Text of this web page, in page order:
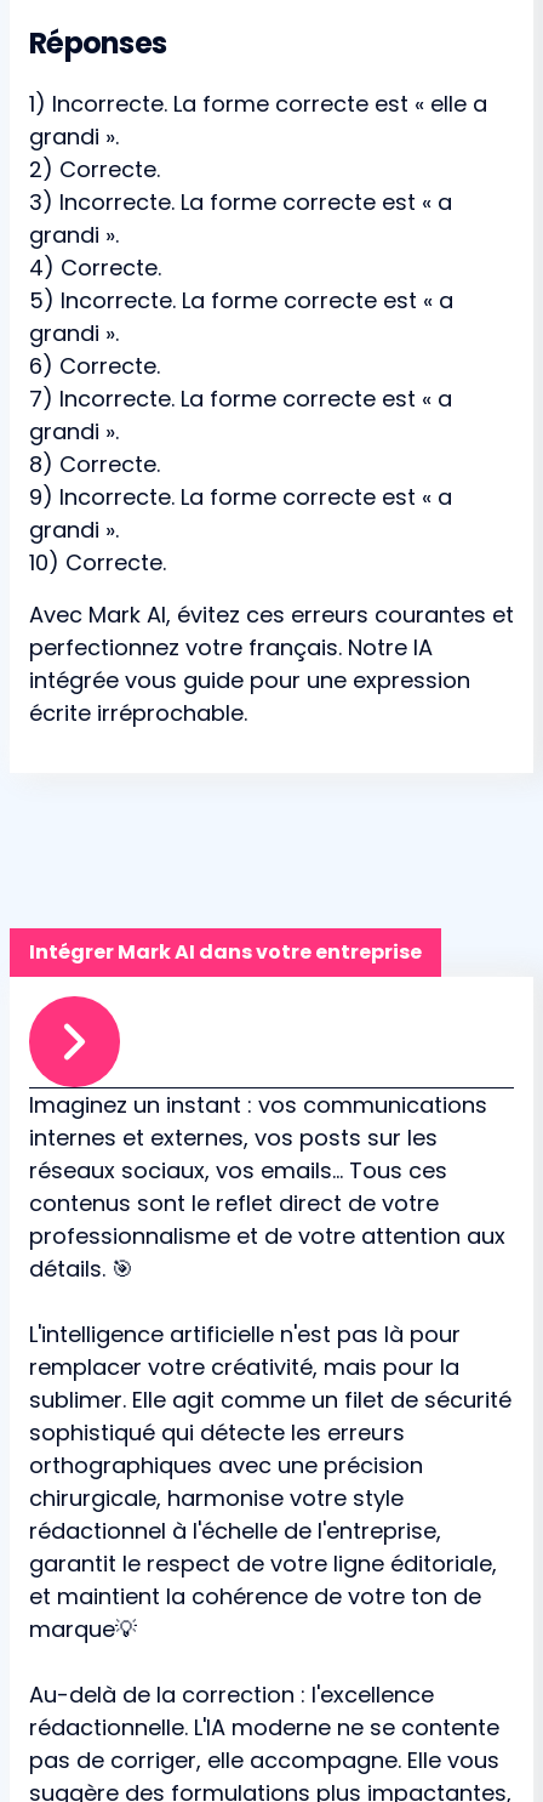
Réponses
1) Incorrecte. La forme correcte est « elle a
grandi ».
2) Correcte.
3) Incorrecte. La forme correcte est « a
grandi ».
4) Correcte.
5) Incorrecte. La forme correcte est « a
grandi ».
6) Correcte.
7) Incorrecte. La forme correcte est « a
grandi ».
8) Correcte.
9) Incorrecte. La forme correcte est « a
grandi ».
10) Correcte.
Avec Mark AI, évitez ces erreurs courantes et
perfectionnez votre français. Notre IA
intégrée vous guide pour une expression
écrite irréprochable.
Intégrer Mark AI dans votre entreprise
Imaginez un instant : vos communications
internes et externes, vos posts sur les
réseaux sociaux, vos emails... Tous ces
contenus sont le reflet direct de votre
professionnalisme et de votre attention aux
détails. 🎯
L'intelligence artificielle n'est pas là pour
remplacer votre créativité, mais pour la
sublimer. Elle agit comme un filet de sécurité
sophistiqué qui détecte les erreurs
orthographiques avec une précision
chirurgicale, harmonise votre style
rédactionnel à l'échelle de l'entreprise,
garantit le respect de votre ligne éditoriale,
et maintient la cohérence de votre ton de
marque💡
Au-delà de la correction : l'excellence
rédactionnelle. L'IA moderne ne se contente
pas de corriger, elle accompagne. Elle vous
suggère des formulations plus impactantes,